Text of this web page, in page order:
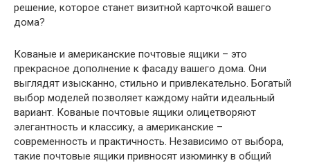
решение, которое станет визитной карточкой вашего
дома?
Кованые и американские почтовые ящики – это
прекрасное дополнение к фасаду вашего дома. Они
выглядят изысканно, стильно и привлекательно. Богатый
выбор моделей позволяет каждому найти идеальный
вариант. Кованые почтовые ящики олицетворяют
элегантность и классику, а американские –
современность и практичность. Независимо от выбора,
такие почтовые ящики привносят изюминку в общий